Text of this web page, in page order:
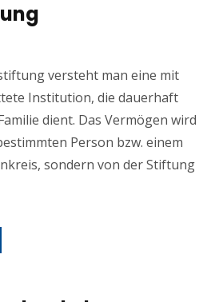
versteht man eine mit
Institution, die dauerhaft
dient. Das Vermögen wird
Person bzw. einem
sondern von der Stiftung